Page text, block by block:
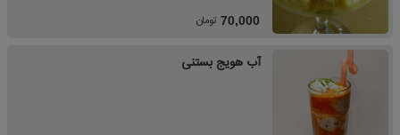
70,000 تومان
آب هویج بستنی